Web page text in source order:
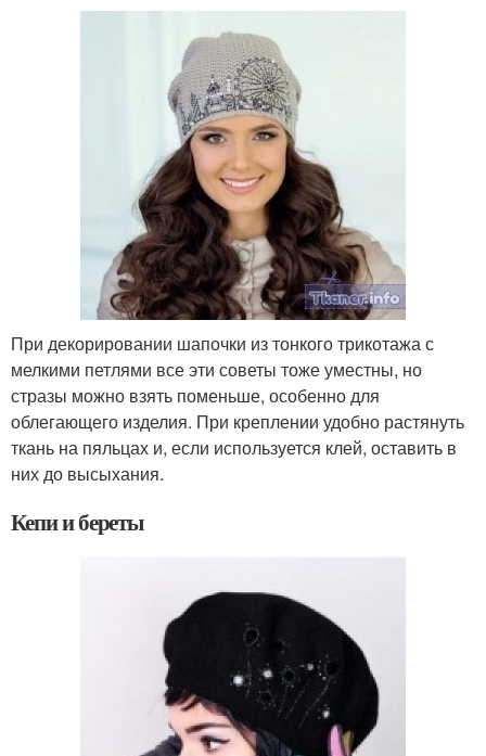
При декорировании шапочки из тонкого трикотажа с
мелкими петлями все эти советы тоже уместны, но
стразы можно взять поменьше, особенно для
облегающего изделия. При креплении удобно растянуть
ткань на пяльцах и, если используется клей, оставить в
них до высыхания.
Кепи и береты